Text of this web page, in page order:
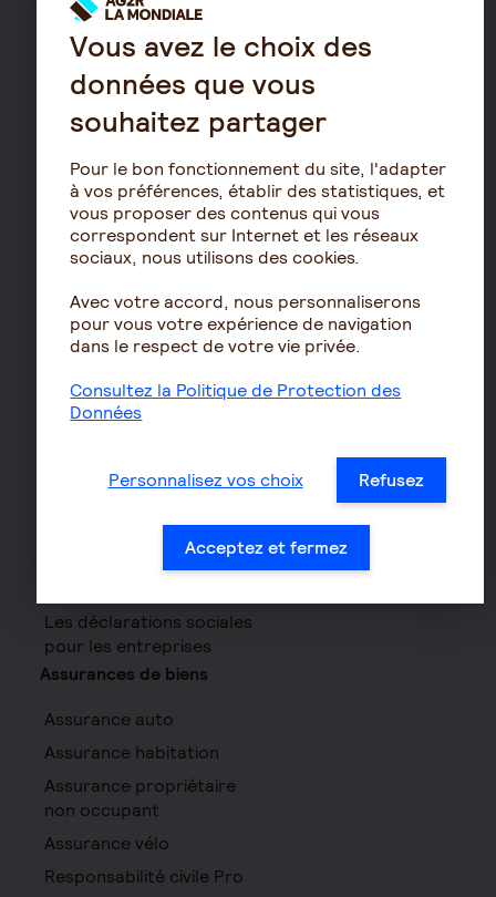
Prévoyance entreprise
Prévoyance cadre
Épargne
PERIN
PERCOL / PERECOL
PERO
Contrat de capitalisation
Rente viagère
Résidence avec services
Le fonctionnement de
Les démarches de départ
Les déclarations sociales
pour les entreprises
Assurances de biens
Assurance auto
Assurance habitation
Assurance propriétaire
non occupant
Assurance vélo
Responsabilité civile Pro
Vous avez le choix des
données que vous
souhaitez partager
Pour le bon fonctionnement du site, l'adapter
à vos préférences, établir des statistiques, et
vous proposer des contenus qui vous
correspondent sur Internet et les réseaux
sociaux, nous utilisons des cookies.
Avec votre accord, nous personnaliserons
pour vous votre expérience de navigation
dans le respect de votre vie privée.
Consultez la Politique de Protection des
Données
Personnalisez vos choix Refusez
Acceptez et fermez